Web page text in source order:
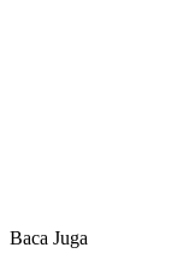
Baca Juga